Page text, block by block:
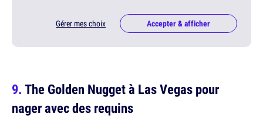
Gérer mes choix Accepter & afficher
The Golden Nugget à Las Vegas pour
nager avec des requins